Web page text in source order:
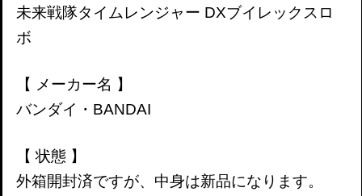
未来戦隊タイムレンジャー DXブイレックスロ
ボ
【 メーカー名 】
バンダイ・BANDAI
【 状態 】
外箱開封済ですが、中身は新品になります。